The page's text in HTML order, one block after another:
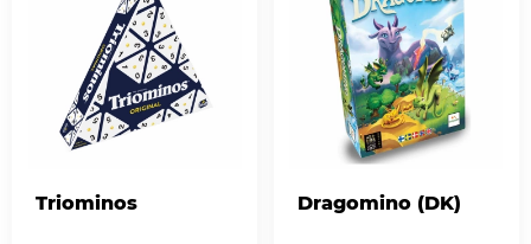
Triominos Dragomino (DK)